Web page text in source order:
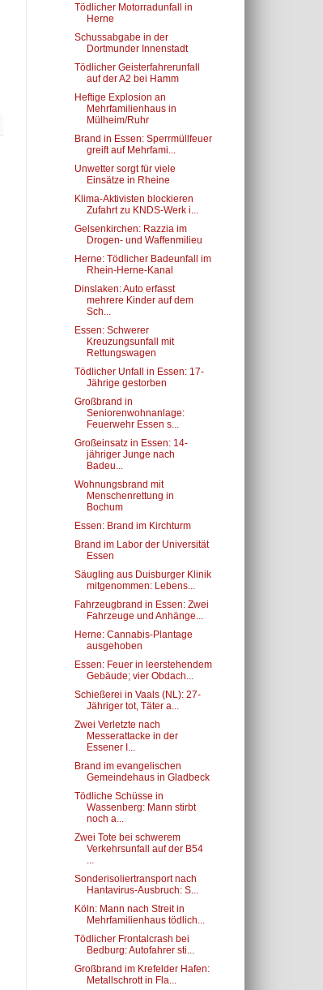
Tödlicher Motorradunfall in
Herne
Schussabgabe in der
Dortmunder Innenstadt
Tödlicher Geisterfahrerunfall
auf der A2 bei Hamm
Heftige Explosion an
Mehrfamilienhaus in
Mülheim/Ruhr
Brand in Essen: Sperrmüllfeuer
greift auf Mehrfami...
Unwetter sorgt für viele
Einsätze in Rheine
Klima-Aktivisten blockieren
Zufahrt zu KNDS-Werk i...
Gelsenkirchen: Razzia im
Drogen- und Waffenmilieu
Herne: Tödlicher Badeunfall im
Rhein-Herne-Kanal
Dinslaken: Auto erfasst
mehrere Kinder auf dem
Sch...
Essen: Schwerer
Kreuzungsunfall mit
Rettungswagen
Tödlicher Unfall in Essen: 17-
Jährige gestorben
Großbrand in
Seniorenwohnanlage:
Feuerwehr Essen s...
Großeinsatz in Essen: 14-
jähriger Junge nach
Badeu...
Wohnungsbrand mit
Menschenrettung in
Bochum
Essen: Brand im Kirchturm
Brand im Labor der Universität
Essen
Säugling aus Duisburger Klinik
mitgenommen: Lebens...
Fahrzeugbrand in Essen: Zwei
Fahrzeuge und Anhänge...
Herne: Cannabis-Plantage
ausgehoben
Essen: Feuer in leerstehendem
Gebäude; vier Obdach...
Schießerei in Vaals (NL): 27-
Jähriger tot, Täter a...
Zwei Verletzte nach
Messerattacke in der
Essener I...
Brand im evangelischen
Gemeindehaus in Gladbeck
Tödliche Schüsse in
Wassenberg: Mann stirbt
noch a...
Zwei Tote bei schwerem
Verkehrsunfall auf der B54
...
Sonderisoliertransport nach
Hantavirus-Ausbruch: S...
Köln: Mann nach Streit in
Mehrfamilienhaus tödlich...
Tödlicher Frontalcrash bei
Bedburg: Autofahrer sti...
Großbrand im Krefelder Hafen:
Metallschrott in Fla...